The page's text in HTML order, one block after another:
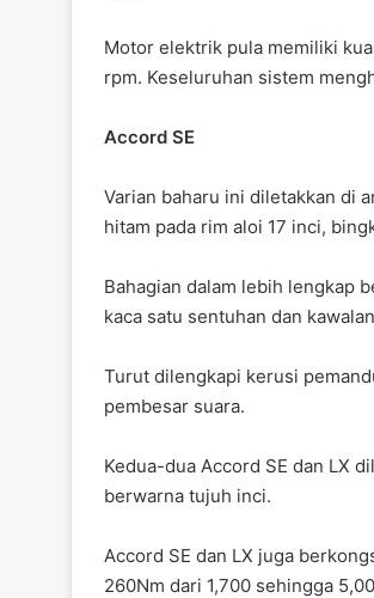
Motor elektrik pula memiliki
rpm. Keseluruhan sistem
Accord SE
Varian baharu ini diletakkan di
hitam pada rim aloi 17 inci,
Bahagian dalam lebih lengkap
kaca satu sentuhan dan
Turut dilengkapi kerusi
pembesar suara.
Kedua-dua Accord SE dan LX
berwarna tujuh inci.
Accord SE dan LX juga
260Nm dari 1,700 sehingga